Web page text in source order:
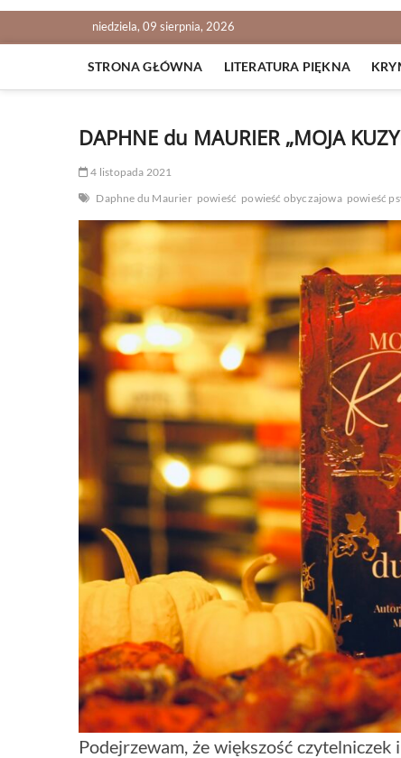
niedziela, 09 sierpnia, 2026
STRONA GŁÓWNA LITERATURA PIĘKNA
DAPHNE du MAURIER „MOJA
4 listopada 2021
Daphne du Maurier powieść powieść obyczajowa powieść
Podejrzewam, że większość